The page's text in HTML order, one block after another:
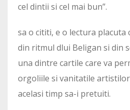
cel dintii si cel mai bun”.
sa o cititi, e o lectura placuta
din ritmul dlui Beligan si din
una dintre cartile care va
orgoliile si vanitatile
acelasi timp sa-i pretuiti.